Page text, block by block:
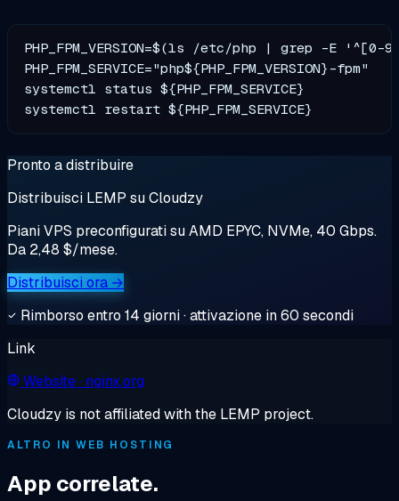
PHP_FPM_VERSION=$(ls /etc/php | grep -E
PHP_FPM_SERVICE="php${PHP_FPM_VERSION}-fpm"
systemctl status ${PHP_FPM_SERVICE}
Pronto a distribuire
Distribuisci LEMP su Cloudzy
Piani VPS preconfigurati su AMD EPYC, NVMe, 40 Gbps.
Da 2,48 $/mese.
Distribuisci ora →
Rimborso entro 14 giorni · attivazione in 60 secondi
Link
Website· nginx.org
Cloudzy is not affiliated with the LEMP project.
ALTRO IN WEB HOSTING
App correlate.